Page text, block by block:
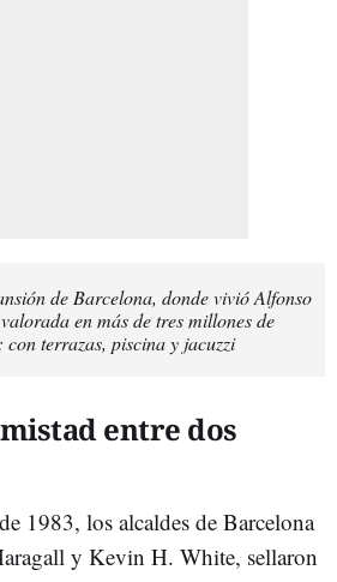
de Barcelona, donde vivió Alfonso
en más de tres millones de
con terrazas, piscina y jacuzzi
entre dos
1983, los alcaldes de Barcelona
y Kevin H. White, sellaron